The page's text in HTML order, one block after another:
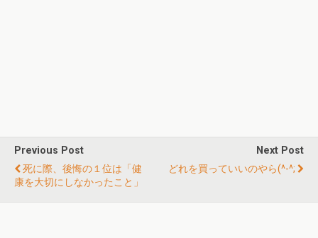
Previous Post
死に際、後悔の１位は「健
康を大切にしなかったこと」
Next Post
どれを買っていいのやら(^-^;